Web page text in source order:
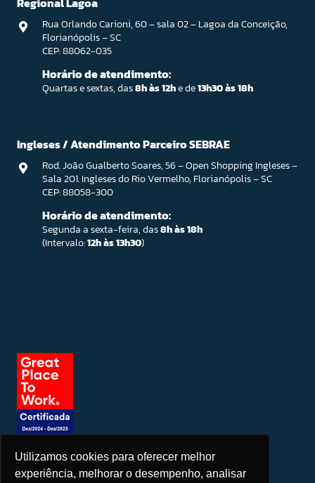
Utilizamos cookies para oferecer melhor
experiência, melhorar o desempenho, analisar
Rua Orlando Carioni, 60 – sala 02 – Lagoa da Conceição,
Florianópolis – SC
CEP: 88062-035
Horário de atendimento:
Quartas e sextas, das8h às 12he de13h30 às 18h
Ingleses / Atendimento Parceiro SEBRAE
Rod. João Gualberto Soares, 56 – Open Shopping Ingleses –
Sala 201. Ingleses do Rio Vermelho, Florianópolis – SC
CEP: 88058-300
Horário de atendimento:
Segunda a sexta-feira, das8h às 18h
(Intervalo:12h às 13h30)
Seja um patrocinador